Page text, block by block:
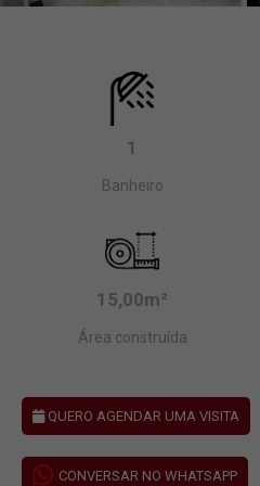
1
Banheiro
15,00m²
Área construída
QUERO AGENDAR UMA VISITA
CONVERSAR NO WHATSAPP